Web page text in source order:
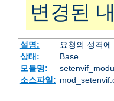
변경된
설명:
요청의 성격
상태:
Base
모듈명:
소스파일: